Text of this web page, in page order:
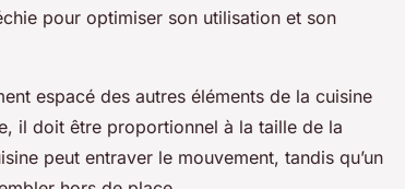
pour optimiser son utilisation et son
espacé des autres éléments de la cuisine
il doit être proportionnel à la taille de la
peut entraver le mouvement, tandis qu’un